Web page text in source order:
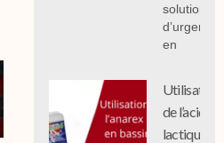
solution
d’urgence
en
Utilisation
de l’acide
lactique